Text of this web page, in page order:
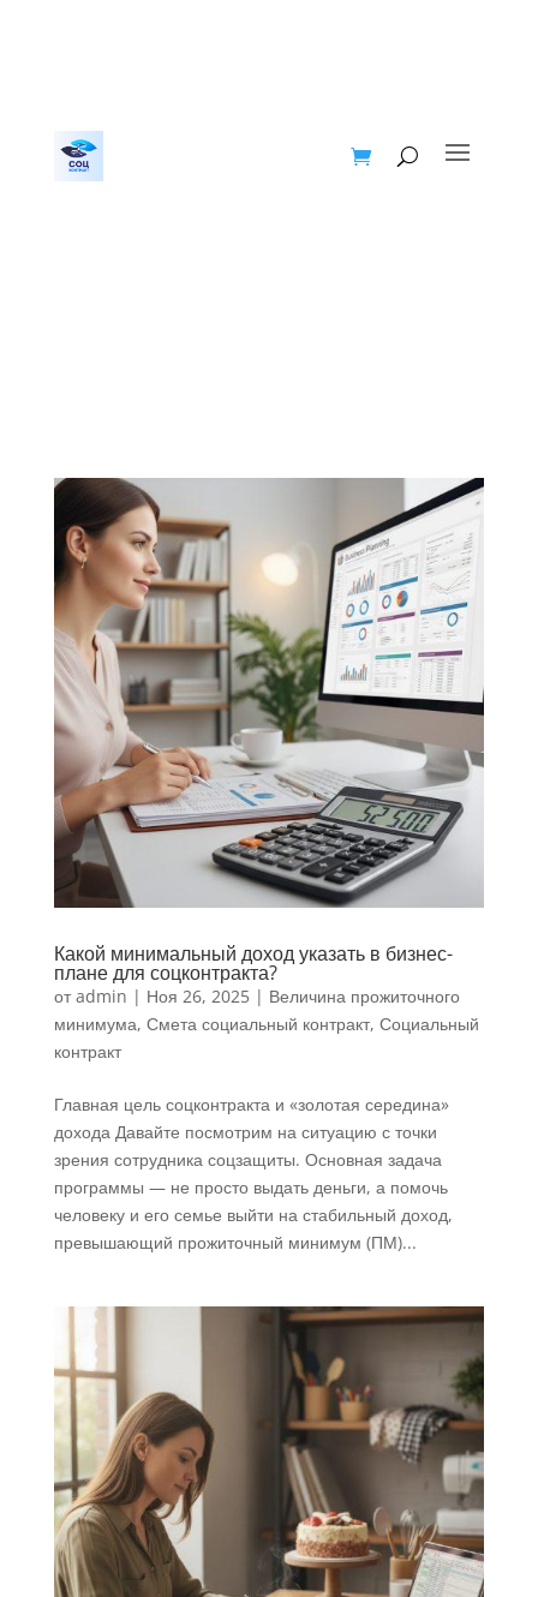
Какой минимальный доход указать в бизнес-
плане для соцконтракта?
отadmin | Ноя 26, 2025| Величина прожиточного
минимума, Смета социальный контракт, Социальный
контракт
Главная цель соцконтракта и «золотая середина»
дохода Давайте посмотрим на ситуацию с точки
зрения сотрудника соцзащиты. Основная задача
программы — не просто выдать деньги, а помочь
человеку и его семье выйти на стабильный доход,
превышающий прожиточный минимум (ПМ)...